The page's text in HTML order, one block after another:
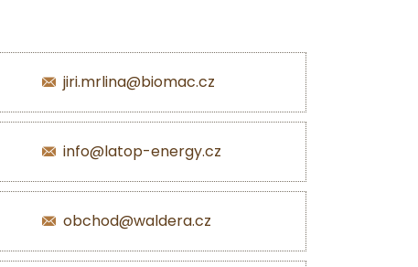
jiri.mrlina@biomac.cz
info@latop-energy.cz
obchod@waldera.cz